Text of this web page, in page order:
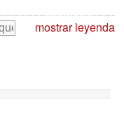
mostrar leyenda